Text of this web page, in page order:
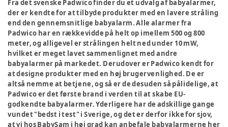
Fra det svenske Padwico finder du et udvalg af babyalarmer,
der er kendte for at tilbyde produkter med en lavere stråling
end den gennemsnitlige babyalarm. Alle alarmer fra
Padwico har en rækkevidde på helt op imellem 500 og 800
meter, og alligevel er strålingen helt ned under 10 mW,
hvilket er meget lavet sammenlignet med andre
babyalarmer på markedet. Derudover er Padwico kendt for
at designe produkter med en høj brugervenlighed. De er
altså nemme at betjene, og så er de desuden så pålidelige, at
Padwico er det første brand i verden til at skabe EU-
godkendte babyalarmer. Yderligere har de adskillige gange
vundet "bedst i test" i Sverige, og det er derfor ikke for sjov,
at vi hos BabySam i høj grad kan anbefale babyalarmerne her